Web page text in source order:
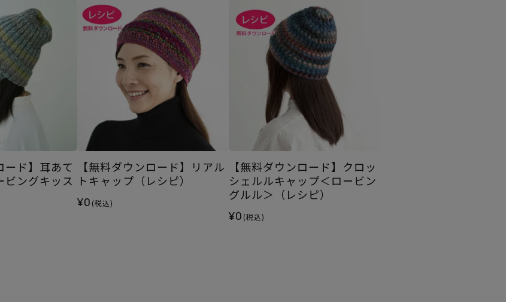
ード】耳あて
ビングキッス
【無料ダウンロード】リアル
トキャップ（レシピ）
¥0 (税込)
【無料ダウンロード】クロッ
シェルルキャップ＜ロービン
グルル＞（レシピ）
¥0 (税込)